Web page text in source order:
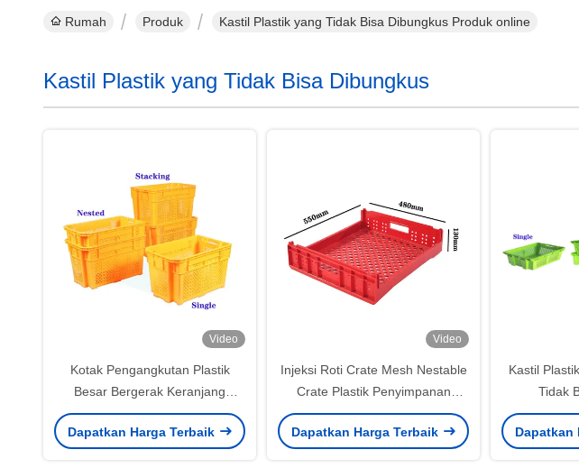
Rumah Produk Kastil Plastik yang Tidak Bisa Dibungkus Produk online
Kastil Plastik yang Tidak Bisa Dibungkus
Video
Kotak Pengangkutan Plastik
Besar Bergerak Keranjang
Sayuran Keranjang Telur Plastik
NO Lipat
Dapatkan Harga Terbaik
Video
Injeksi Roti Crate Mesh Nestable
Crate Plastik Penyimpanan
Pindah Kontainer Stackable
Dapatkan Harga Terbaik
Kastil
Tidak
Kotak
Dapatkan